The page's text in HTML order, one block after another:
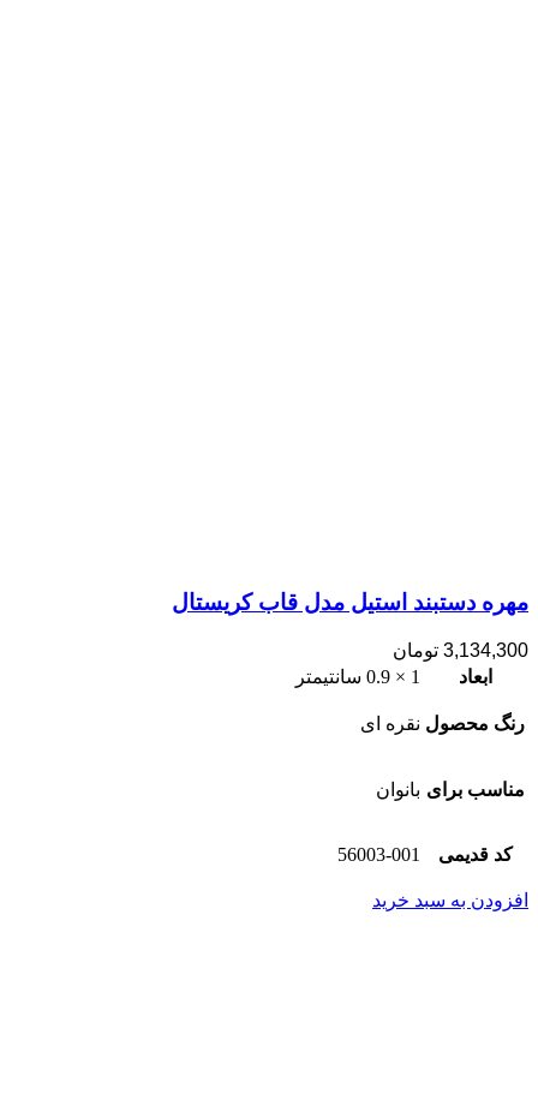
مهره دستبند استیل مدل قاب کریستال
3,134,300 تومان
ابعاد
1 × 0.9 سانتیمتر
رنگ محصول نقره ای
مناسب برای بانوان
کد قدیمی 56003-001
افزودن به سبد خرید